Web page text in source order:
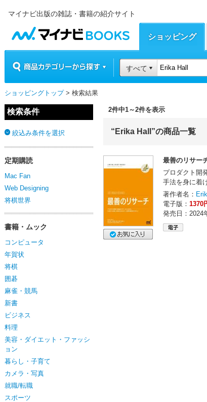
マイナビ出版の雑誌・書籍の紹介サイト
マイナビBOOKS
ショッピング
すべて
ショッピングトップ> 検索結果
2件中1～2件を表示
“Erika Hall”の商品一覧
最善のリサー
プロダクト開
手法を身に着
著作者名：
電子版： 1370
発売日：2024
検索条件
絞込み条件を選択
定期購読
Mac Fan
Web Designing
将棋世界
書籍・ムック
コンピュータ
年賀状
将棋
囲碁
麻雀・競馬
新書
ビジネス
料理
美容・ダイエット・ファッシ
ョン
暮らし・子育て
カメラ・写真
就職/転職
スポーツ